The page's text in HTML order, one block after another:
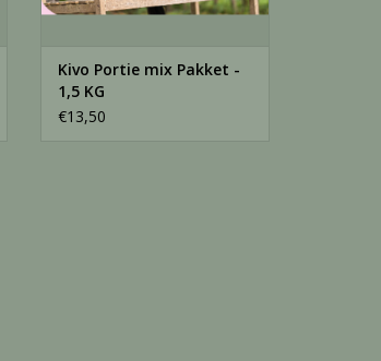
Kivo Portie mix Pakket -
1,5 KG
€13,50